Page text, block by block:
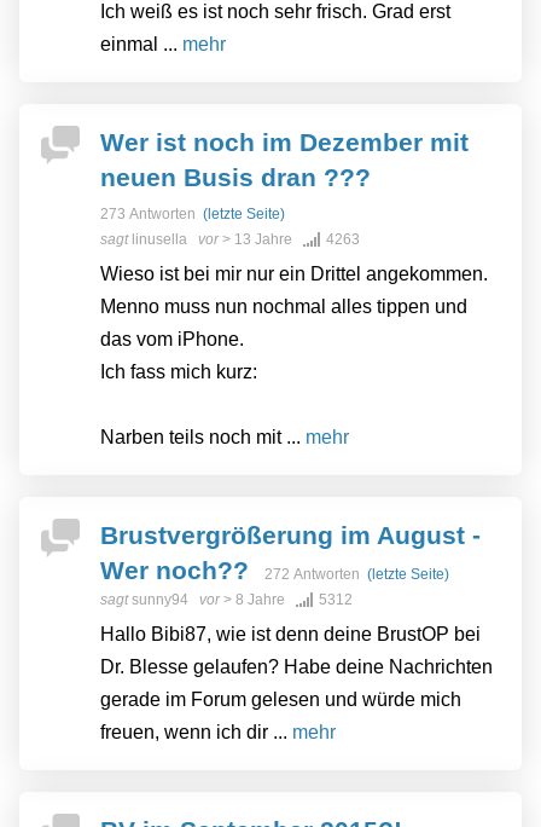
Ich weiß es ist noch sehr frisch. Grad erst
einmal ... mehr
Wer ist noch im Dezember mit
neuen Busis dran ???
273 Antworten (letzte Seite)
sagt linusella vor> 13 Jahre 4263
Wieso ist bei mir nur ein Drittel angekommen.
Menno muss nun nochmal alles tippen und
das vom iPhone.
Ich fass mich kurz:
Narben teils noch mit ... mehr
Brustvergrößerung im August -
Wer noch??
272 Antworten (letzte Seite)
sagtsunny94 vor> 8 Jahre 5312
Hallo Bibi87, wie ist denn deine BrustOP bei
Dr. Blesse gelaufen? Habe deine Nachrichten
gerade im Forum gelesen und würde mich
freuen, wenn ich dir ... mehr